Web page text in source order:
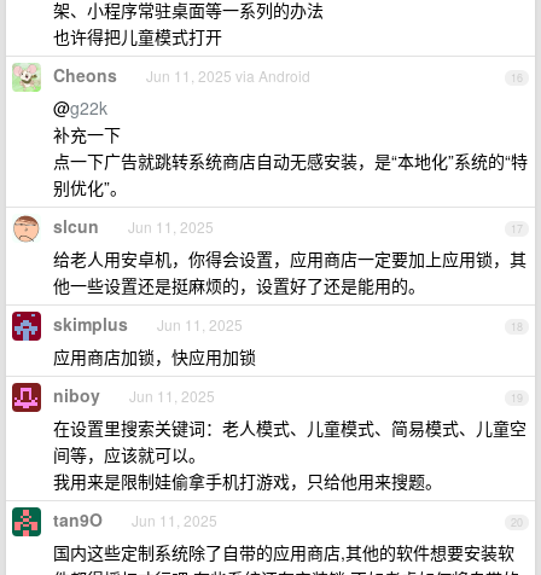
架、小程序常驻桌面等一系列的办法
也许得把儿童模式打开
16
Cheons Jun 11, 2025 via Android
@g22k
补充一下
点一下广告就跳转系统商店自动无感安装，是“本地化”系统的“特
别优化”。
17
slcun Jun 11, 2025
给老人用安卓机，你得会设置，应用商店一定要加上应用锁，其
他一些设置还是挺麻烦的，设置好了还是能用的。
18
skimplus Jun 11, 2025
应用商店加锁，快应用加锁
19
niboy Jun 11, 2025
在设置里搜索关键词：老人模式、儿童模式、简易模式、儿童空
间等，应该就可以。
我用来是限制娃偷拿手机打游戏，只给他用来搜题。
20
tan9O Jun 11, 2025
国内这些定制系统除了自带的应用商店,其他的软件想要安装软